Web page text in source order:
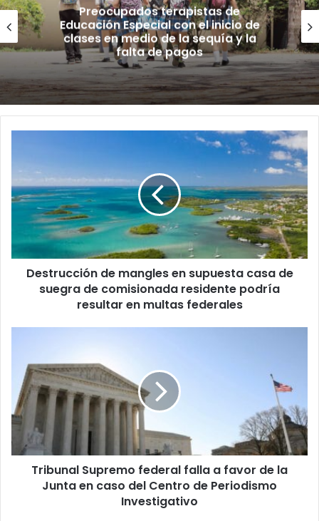
Preocupados terapistas de
Educación Especial con el inicio de
clases en medio de la sequía y la
falta de pagos
supuesta
suegra
de
comisionada
residente
federales
Destrucción de mangles en supuesta casa de
suegra de comisionada residente podría
resultar en multas federales
federal
falla
favor
de
la
Junta
Tribunal Supremo federal falla a favor de la
Junta en caso del Centro de Periodismo
Investigativo